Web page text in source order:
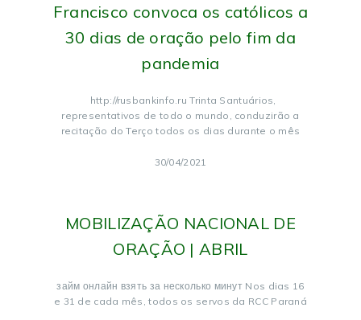
Francisco convoca os católicos a
30 dias de oração pelo fim da
pandemia
http://rusbankinfo.ru Trinta Santuários,
representativos de todo o mundo, conduzirão a
recitação do Terço todos os dias durante o mês
30/04/2021
MOBILIZAÇÃO NACIONAL DE
ORAÇÃO | ABRIL
займ онлайн взять за несколько минут Nos dias 16
e 31 de cada mês, todos os servos da RCC Paraná